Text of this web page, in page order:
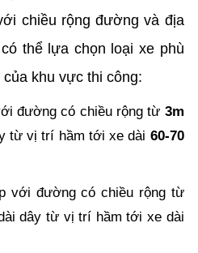
chiều rộng đường và địa
thể lựa chọn loại xe phù
khu vực thi công:
đường có chiều rộng từ 3m
từ vị trí hầm tới xe dài 60-70
với đường có chiều rộng từ
dây từ vị trí hầm tới xe dài